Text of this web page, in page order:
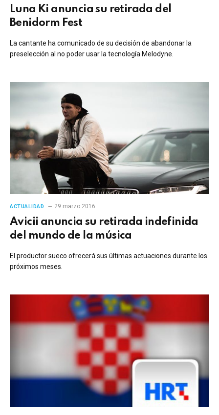
Luna Ki anuncia su retirada del
Benidorm Fest
La cantante ha comunicado de su decisión de abandonar la
preselección al no poder usar la tecnología Melodyne.
ACTUALIDAD 29 marzo 2016
Avicii anuncia su retirada indefinida
del mundo de la música
El productor sueco ofrecerá sus últimas actuaciones durante los
próximos meses.